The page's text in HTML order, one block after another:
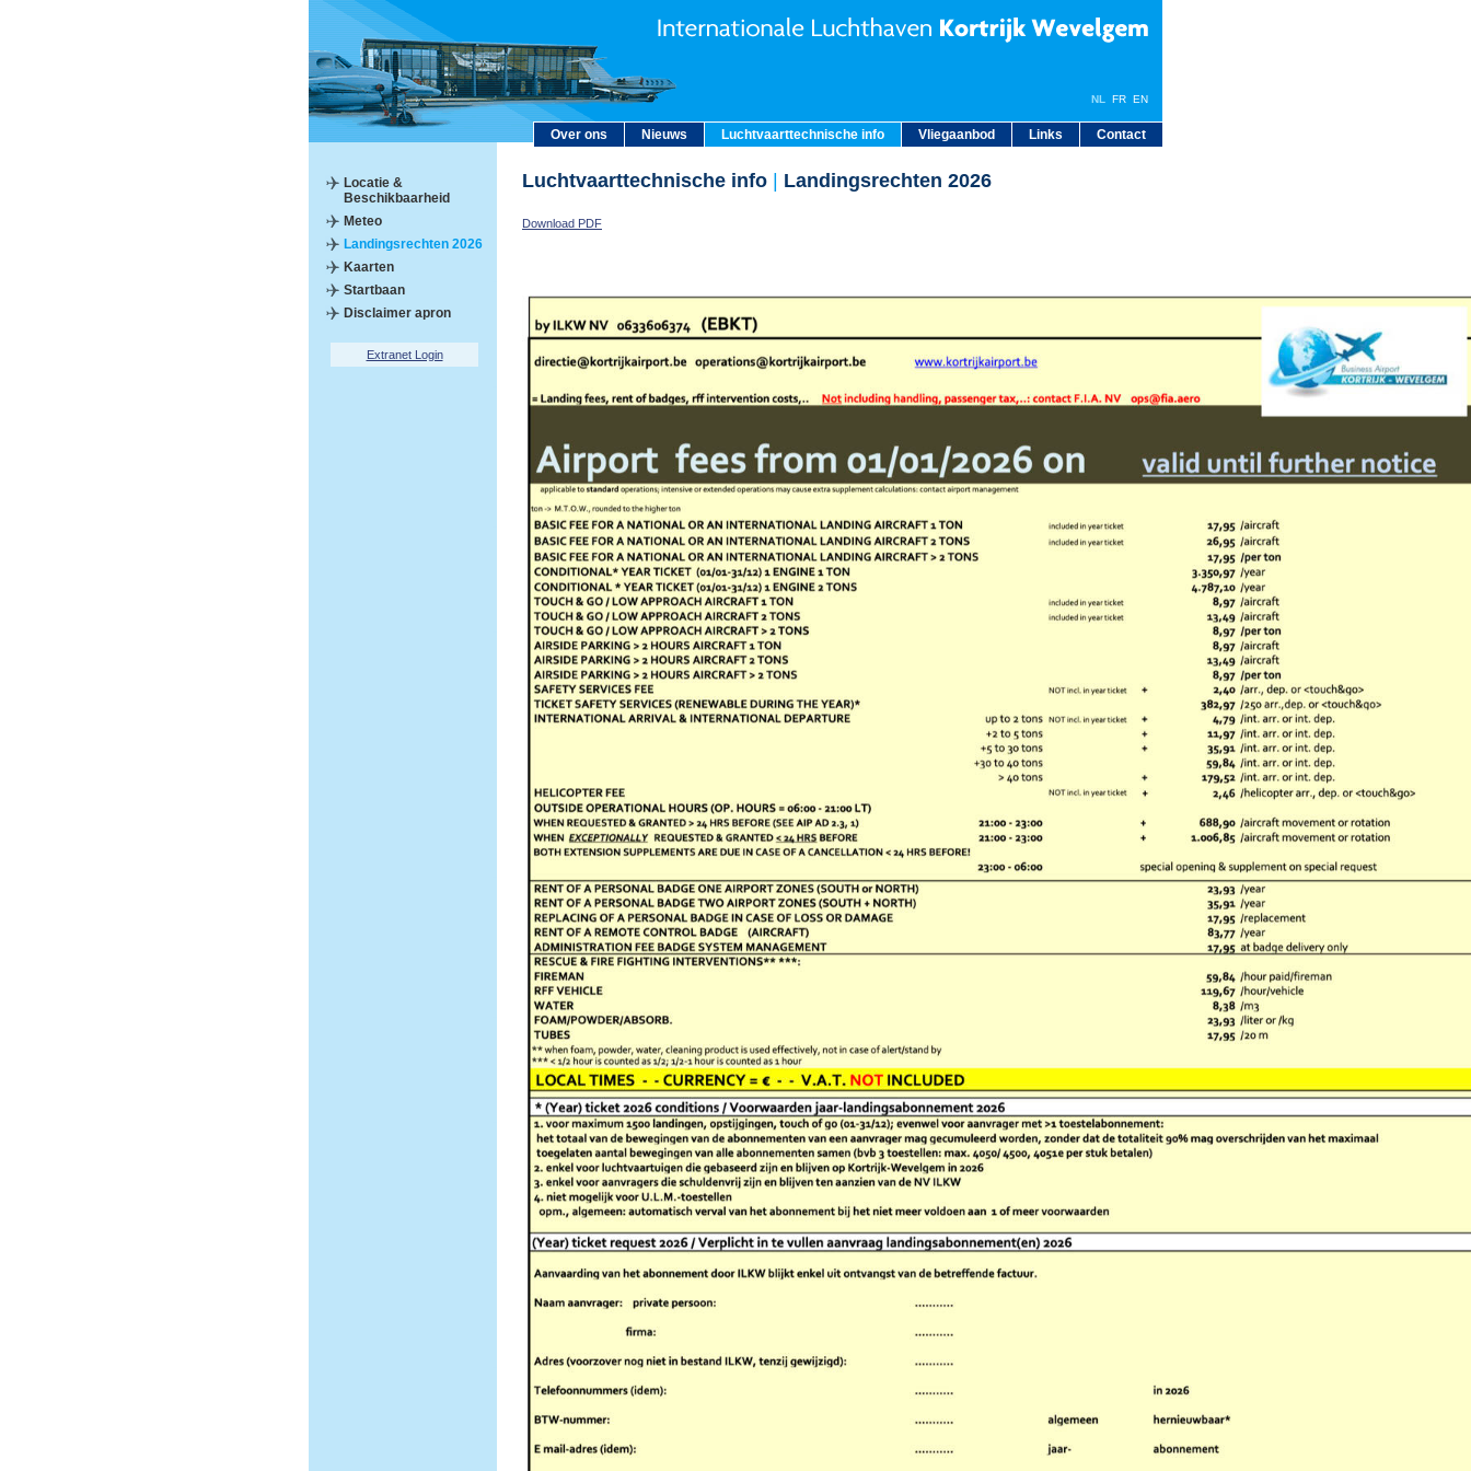
Over ons Nieuws Luchtvaarttechnische info Vliegaanbod Links Contact
NL FR EN
Locatie &
Beschikbaarheid
Meteo
Landingsrechten 2026
Kaarten
Startbaan
Disclaimer apron
Extranet Login
Luchtvaarttechnische info Landingsrechten 2026
Download PDF